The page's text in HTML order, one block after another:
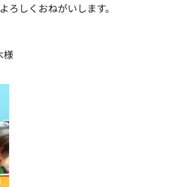
ろしくおねがいします。
様